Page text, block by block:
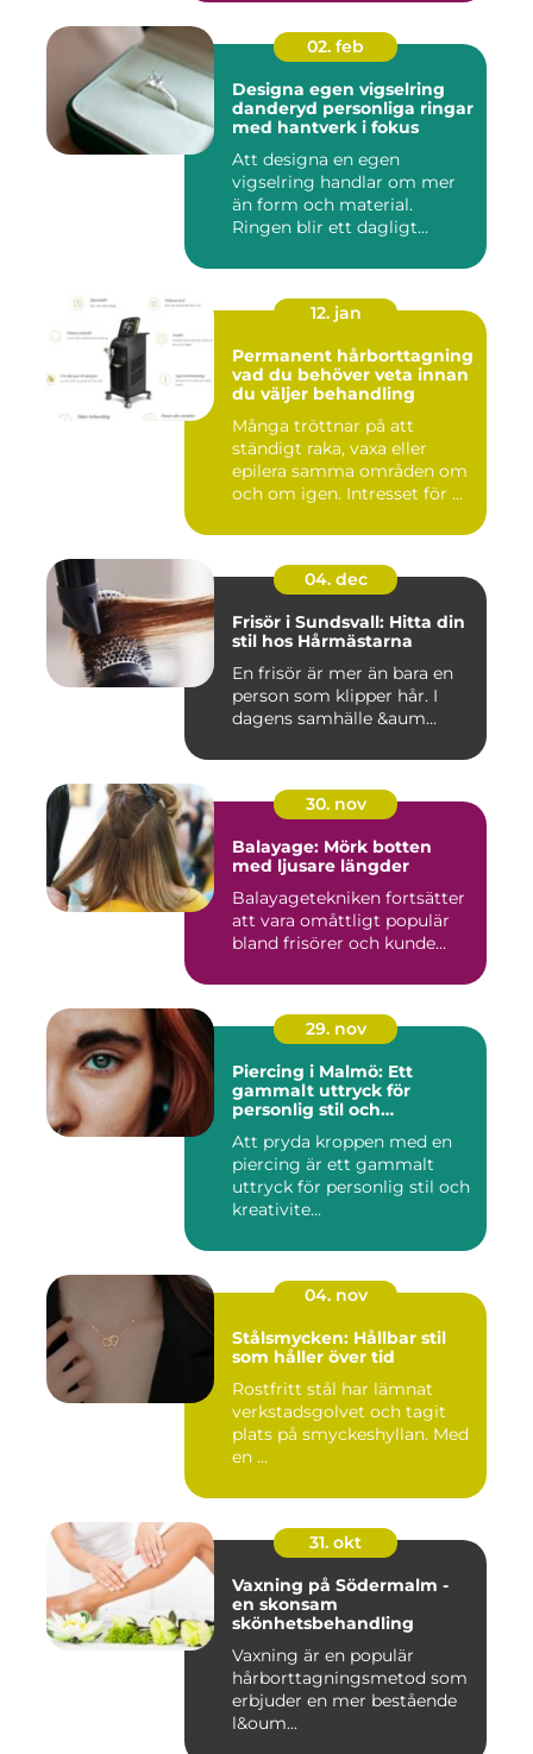
02. feb
Designa egen vigselring
danderyd personliga ringar
med hantverk i fokus
Att designa en egen
vigselring handlar om mer
än form och material.
Ringen blir ett dagligt
12. jan
Permanent hårborttagning
vad du behöver veta innan
du väljer behandling
Många tröttnar på att
ständigt raka, vaxa eller
epilera samma områden om
och om igen. Intresset för ...
04. dec
Frisör i Sundsvall: Hitta din
stil hos Hårmästarna
En frisör är mer än bara en
person som klipper hår. I
dagens samhälle &aum...
30. nov
Balayage: Mörk botten
med ljusare längder
Balayagetekniken fortsätter
att vara omåttligt populär
bland frisörer och kunde...
29. nov
Piercing i Malmö: Ett
gammalt uttryck för
personlig stil och
Att pryda kroppen med en
piercing är ett gammalt
uttryck för personlig stil och
kreativite...
04. nov
Stålsmycken: Hållbar stil
som håller över tid
Rostfritt stål har lämnat
verkstadsgolvet och tagit
plats på smyckeshyllan. Med
en ...
31. okt
Vaxning på Södermalm -
en skonsam
skönhetsbehandling
Vaxning är en populär
hårborttagningsmetod som
erbjuder en mer bestående
l&oum...